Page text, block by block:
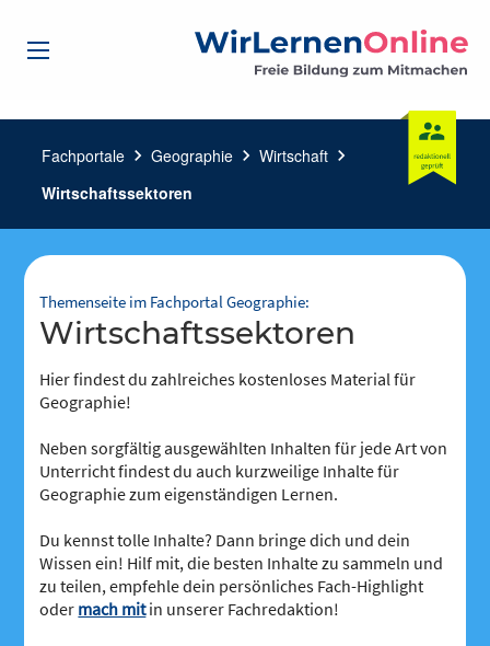
Fachportale chevron_right Geographie chevron_right Wirtschaft chevron_right
Wirtschaftssektoren
Themenseite im Fachportal Geographie:
Wirtschaftssektoren
Hier findest du zahlreiches kostenloses Material für
Geographie!
Neben sorgfältig ausgewählten Inhalten für jede Art von
Unterricht findest du auch kurzweilige Inhalte für
Geographie zum eigenständigen Lernen.
Du kennst tolle Inhalte? Dann bringe dich und dein
Wissen ein! Hilf mit, die besten Inhalte zu sammeln und
zu teilen, empfehle dein persönliches Fach-Highlight
oder mach mitin unserer Fachredaktion!